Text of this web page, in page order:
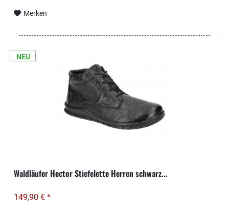
Merken
NEU
Waldläufer Hector Stiefelette Herren schwarz...
149,90 € *